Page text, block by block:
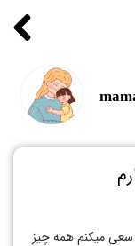
سعی میکنم همه چیز